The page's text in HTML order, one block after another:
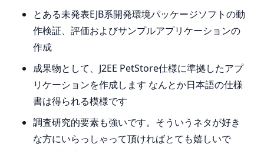
とある未発表EJB系開発環境パッケージソフトの動
作検証、評価およびサンプルアプリケーションの
作成
成果物として、J2EE PetStore仕様に準拠したアプ
リケーションを作成します なんとか日本語の仕様
書は得られる模様です
調査研究的要素も強いです。そういうネタが好き
な方にいらっしゃって頂ければとても嬉しいで